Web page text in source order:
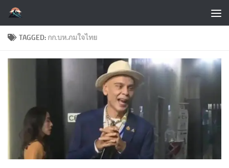
Skip to content
TAGGED: กก.บห.ภมใจไทย